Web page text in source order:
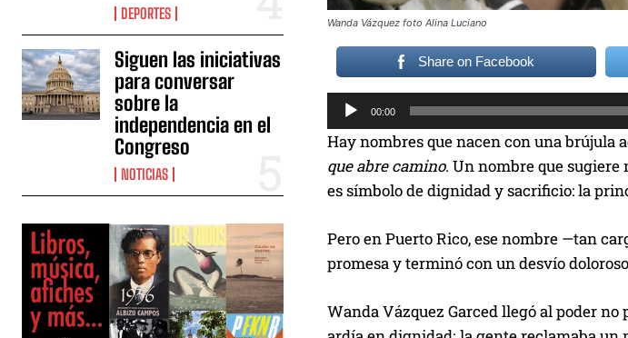
DEPORTES
Siguen las iniciativas
para conversar
sobre la
independencia en el
Congreso
NOTICIAS
Wanda Vázquez foto Alina Luciano
Share on Facebook
e
p
r
o
u
c
o
00:00
Hay nombres que nacen con una brújula
que abre camino. Un nombre que sugiere
es símbolo de dignidad y sacrificio: la
Pero en Puerto Rico, ese nombre —tan
promesa y terminó con un desvío
Wanda Vázquez Garced llegó al poder